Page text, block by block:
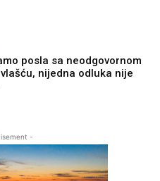
posla sa neodgovornom
nijedna odluka nije
-